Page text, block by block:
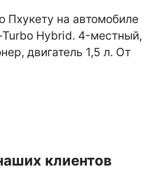
Пхукету на автомобиле
Hybrid. 4-местный,
двигатель 1,5 л. От
клиентов